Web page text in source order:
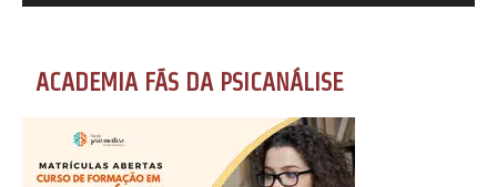
ACADEMIA FÃS DA PSICANÁLISE